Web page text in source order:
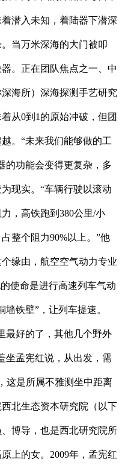
潜入未知，着陆器下潜深
当万米深海的大门被叩
。正在团队焦点之一、中
海所）深海探测手艺研究
从0到1的原始冲破，但团
。“未来我们能够做的工
的功能会变得更复杂，多
现实。“车辆行驶以滚动
，高铁跑到380公里/小
整个阻力90%以上。”他
缘由，航空空气动力专业
使命是进行高速列车气动
铁壁”，让列车提速。
最好的了，其他几个野外
坐孟宪红说，从出发，需
这是所属不雅测坐中距离
北生态资本研究院（以下
博导，也是西北研究院所
上的女。2009年，孟宪红